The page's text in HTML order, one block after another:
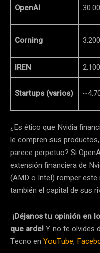
OpenAI
Corning
IREN
Startups (varios)
¿Es ético que Nvidia
le compren sus
parece perpetuo? Si
extensión financiera de
(AMD o Intel) romper
también el capital de sus
¡Déjanos tu opinión en
que arde!Y no te olvides
Tecno en YouTube,